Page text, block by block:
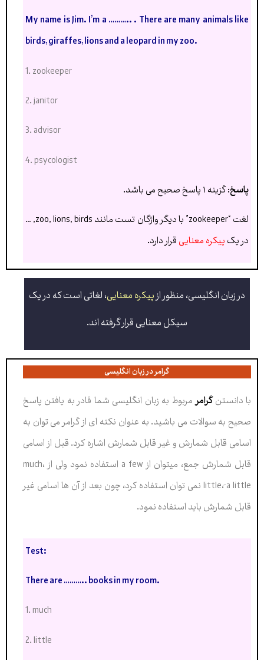
My name is Jim. I’m a ……….. . There are many animals like
birds, giraffes, lions and a leopard in my zoo.
1. zookeeper
2. janitor
3. advisor
4. psycologist
پاسخ: گزینه ۱ پاسخ صحیح می باشد.
لغت “zookeeper” با دیگر واژگان تست مانند zoo, lions, birds, …
در یکپیکره معناییقرار دارد.
در زبان انگلیسی، منظور ازپیکره معنایی، لغاتی است که در یک
سیکل معنایی قرار گرفته اند.
گرامر در زبان انگلیسی
با دانستنگرامرمربوط به زبان انگلیسی شما قادر به یافتن پاسخ
صحیح به سوالات می باشید. به عنوان نکته ای از گرامر می توان به
اسامی قابل شمارش و غیر قابل شمارش اشاره کرد. قبل از اسامی
قابل شمارش جمع، میتوان از a few استفاده نمود ولی از much،
little، َa little نمی توان استفاده کرد، چون بعد از آن ها اسامی غیر
قابل شمارش باید استفاده نمود.
Test:
There are………..books in my room.
1. much
2. little